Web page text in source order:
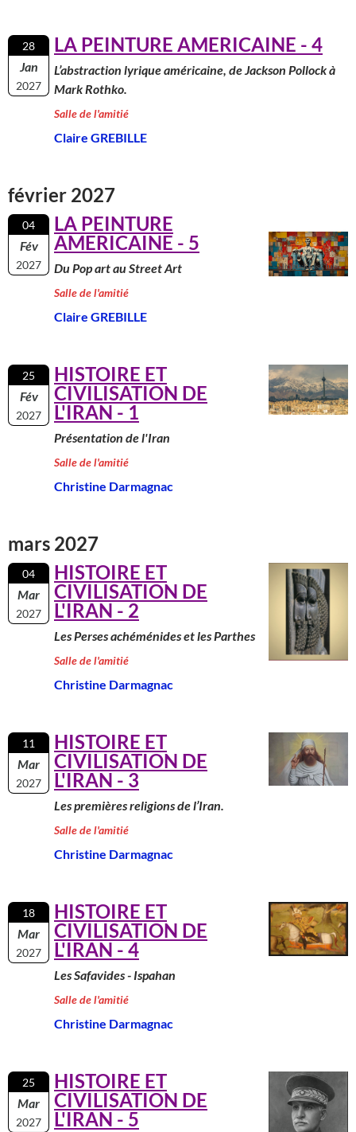
28
Jan
2027
LA PEINTURE AMERICAINE - 4
L’abstraction lyrique américaine, de Jackson Pollock à
Mark Rothko.
Salle de l'amitié
Claire GREBILLE
février 2027
04
Fév
2027
LA PEINTURE
AMERICAINE - 5
Du Pop art au Street Art
Salle de l'amitié
Claire GREBILLE
25
Fév
2027
HISTOIRE ET
CIVILISATION DE
L'IRAN - 1
Présentation de l'Iran
Salle de l'amitié
Christine Darmagnac
mars 2027
04
Mar
2027
HISTOIRE ET
CIVILISATION DE
L'IRAN - 2
Les Perses achéménides et les Parthes
Salle de l'amitié
Christine Darmagnac
11
Mar
2027
HISTOIRE ET
CIVILISATION DE
L'IRAN - 3
Les premières religions de l’Iran.
Salle de l'amitié
Christine Darmagnac
18
Mar
2027
HISTOIRE ET
CIVILISATION DE
L'IRAN - 4
Les Safavides - Ispahan
Salle de l'amitié
Christine Darmagnac
25
Mar
2027
HISTOIRE ET
CIVILISATION DE
L'IRAN - 5